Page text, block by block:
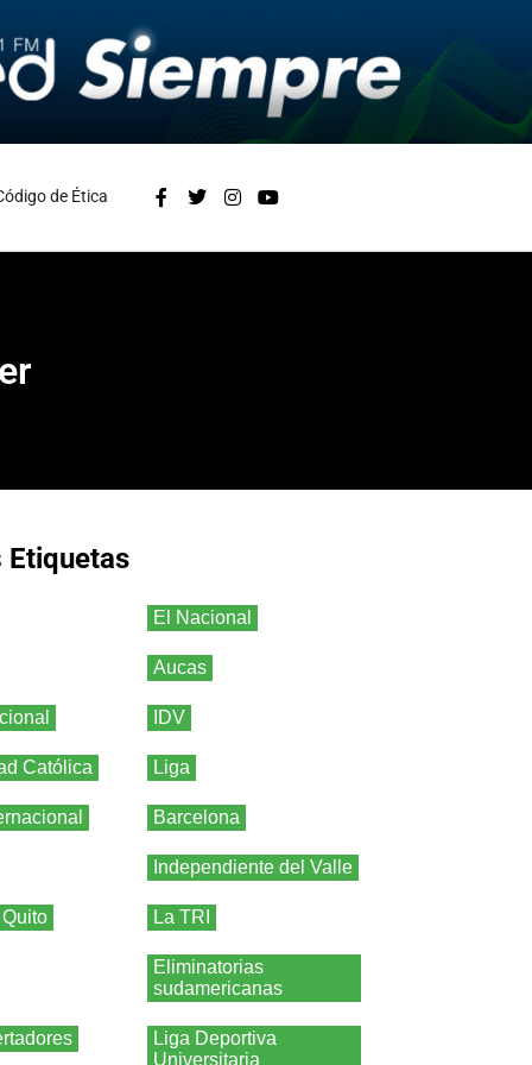
de Ética
Etiquetas
El Nacional
Aucas
IDV
Católica Liga
Barcelona
Independiente del Valle
La TRI
Eliminatorias
sudamericanas
Liga Deportiva
Universitaria